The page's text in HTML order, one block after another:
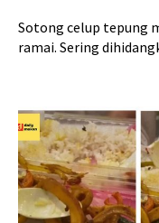
Sotong celup tepung
ramai. Sering